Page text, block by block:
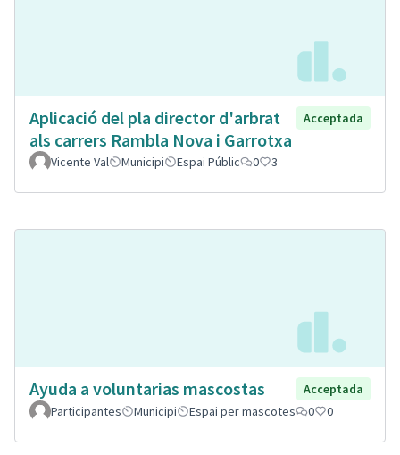
Aplicació del pla director d'arbrat
als carrers Rambla Nova i Garrotxa
Acceptada
Vicente Val Municipi Espai Públic 0 3
Ayuda a voluntarias mascostas
Acceptada
Participantes
Municipi Espai per mascotes 0 0